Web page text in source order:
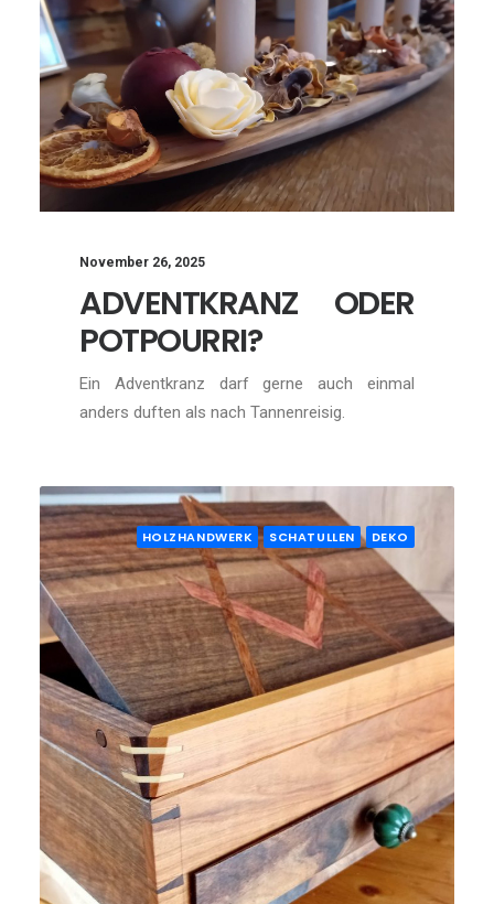
November 26, 2025
ADVENTKRANZ ODER
POTPOURRI?
Ein Adventkranz darf gerne auch einmal
anders duften als nach Tannenreisig.
HOLZHANDWERK SCHATULLEN DEKO